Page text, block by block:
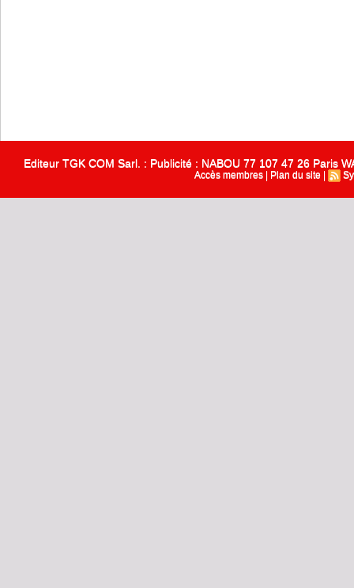
Editeur TGK COM Sarl. : Publicité : NABOU 77 107 47 26 Paris
Accès membres Plan du site